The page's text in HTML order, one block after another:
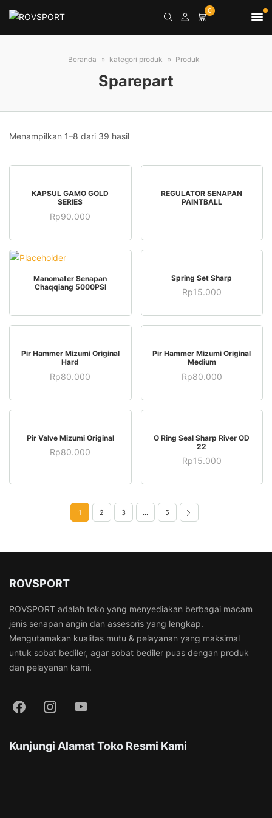
0
Beranda kategori produk Produk
Sparepart
Menampilkan 1–8 dari 39 hasil
BELI SEKARANG
KAPSUL GAMO GOLD
SERIES
Rp90.000
BACA SELENGKAPNYA
REGULATOR SENAPAN
PAINTBALL
BACA SELENGKAPNYA
Manomater Senapan
Chaqqiang 5000PSI
BELI SEKARANG
Spring Set Sharp
Rp15.000
BELI SEKARANG
Pir Hammer Mizumi Original
Hard
Rp80.000
BELI SEKARANG
Pir Hammer Mizumi Original
Medium
Rp80.000
BELI SEKARANG
Pir Valve Mizumi Original
Rp80.000
BELI SEKARANG
O Ring Seal Sharp River OD
22
Rp15.000
1 2 3 … 5
ROVSPORT
ROVSPORT adalah toko yang menyediakan berbagai macam
jenis senapan angin dan assesoris yang lengkap.
Mengutamakan kualitas mutu & pelayanan yang maksimal
untuk sobat bediler, agar sobat bediler puas dengan produk
dan pelayanan kami.
Kunjungi Alamat Toko Resmi Kami